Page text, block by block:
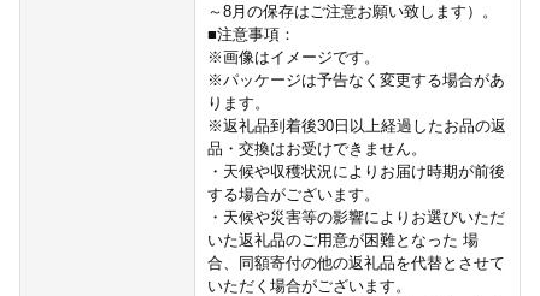
～8月の保存はご注意お願い致します）。
■注意事項：
※画像はイメージです。
※パッケージは予告なく変更する場合があ
ります。
※返礼品到着後30日以上経過したお品の返
品・交換はお受けできません。
・天候や収穫状況によりお届け時期が前後
する場合がございます。
・天候や災害等の影響によりお選びいただ
いた返礼品のご用意が困難となった 場
合、同額寄付の他の返礼品を代替とさせて
いただく場合がございます。